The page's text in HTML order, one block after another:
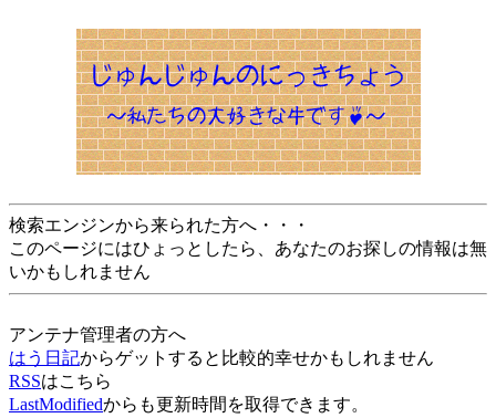
検索エンジンから来られた方へ・・・
このページにはひょっとしたら、あなたのお探しの情報は無
いかもしれません
アンテナ管理者の方へ
はう日記からゲットすると比較的幸せかもしれません
RSSはこちら
LastModifiedからも更新時間を取得できます。